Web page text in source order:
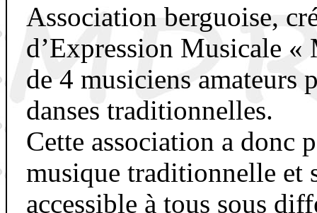
Association berguoise,
d’Expression Musicale
de 4 musiciens amateurs
danses traditionnelles.
Cette association a donc
musique traditionnelle et
accessible à tous sous